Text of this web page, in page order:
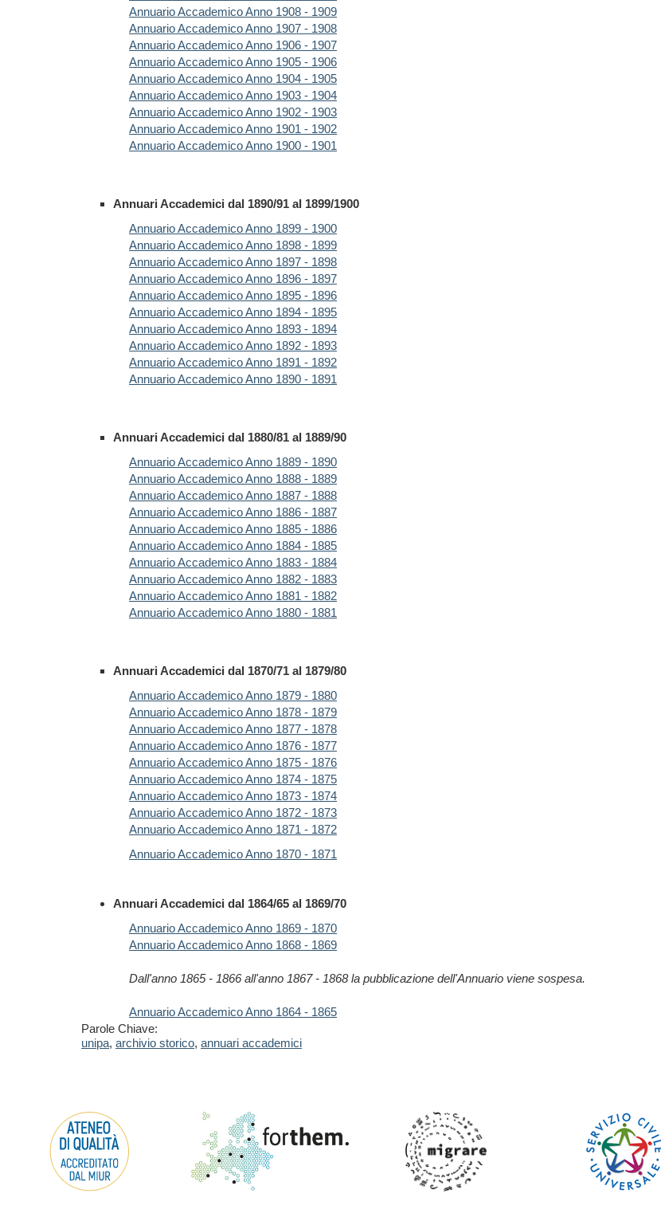
Annuario Accademico Anno 1908 - 1909
Annuario Accademico Anno 1907 - 1908
Annuario Accademico Anno 1906 - 1907
Annuario Accademico Anno 1905 - 1906
Annuario Accademico Anno 1904 - 1905
Annuario Accademico Anno 1903 - 1904
Annuario Accademico Anno 1902 - 1903
Annuario Accademico Anno 1901 - 1902
Annuario Accademico Anno 1900 - 1901
Annuari Accademici dal 1890/91 al 1899/1900
Annuario Accademico Anno 1899 - 1900
Annuario Accademico Anno 1898 - 1899
Annuario Accademico Anno 1897 - 1898
Annuario Accademico Anno 1896 - 1897
Annuario Accademico Anno 1895 - 1896
Annuario Accademico Anno 1894 - 1895
Annuario Accademico Anno 1893 - 1894
Annuario Accademico Anno 1892 - 1893
Annuario Accademico Anno 1891 - 1892
Annuario Accademico Anno 1890 - 1891
Annuari Accademici dal 1880/81 al 1889/90
Annuario Accademico Anno 1889 - 1890
Annuario Accademico Anno 1888 - 1889
Annuario Accademico Anno 1887 - 1888
Annuario Accademico Anno 1886 - 1887
Annuario Accademico Anno 1885 - 1886
Annuario Accademico Anno 1884 - 1885
Annuario Accademico Anno 1883 - 1884
Annuario Accademico Anno 1882 - 1883
Annuario Accademico Anno 1881 - 1882
Annuario Accademico Anno 1880 - 1881
Annuari Accademici dal 1870/71 al 1879/80
Annuario Accademico Anno 1879 - 1880
Annuario Accademico Anno 1878 - 1879
Annuario Accademico Anno 1877 - 1878
Annuario Accademico Anno 1876 - 1877
Annuario Accademico Anno 1875 - 1876
Annuario Accademico Anno 1874 - 1875
Annuario Accademico Anno 1873 - 1874
Annuario Accademico Anno 1872 - 1873
Annuario Accademico Anno 1871 - 1872
Annuario Accademico Anno 1870 - 1871
Annuari Accademici dal 1864/65 al 1869/70
Annuario Accademico Anno 1869 - 1870
Annuario Accademico Anno 1868 - 1869
Dall'anno 1865 - 1866 all'anno 1867 - 1868 la pubblicazione dell'Annuario viene sospesa.
Annuario Accademico Anno 1864 - 1865
Parole Chiave:
unipa, archivio storico, annuari accademici